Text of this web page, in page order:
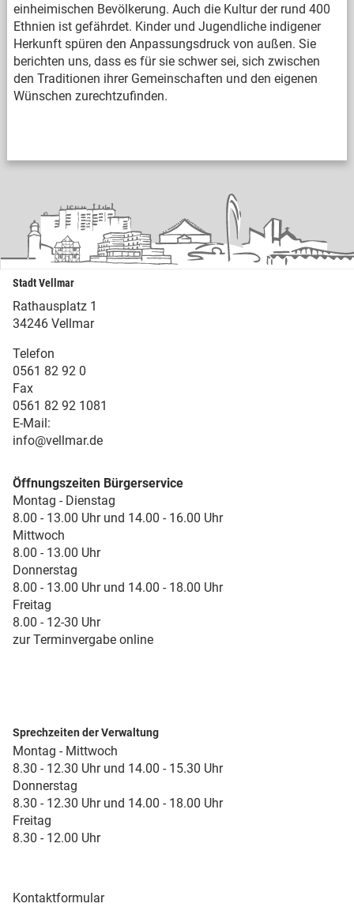
einheimischen Bevölkerung. Auch die Kultur der rund 400
Ethnien ist gefährdet. Kinder und Jugendliche indigener
Herkunft spüren den Anpassungsdruck von außen. Sie
berichten uns, dass es für sie schwer sei, sich zwischen
den Traditionen ihrer Gemeinschaften und den eigenen
Wünschen zurechtzufinden.
Stadt Vellmar
Rathausplatz 1
34246 Vellmar
Telefon
0561 82 92 0
Fax
0561 82 92 1081
E-Mail:
info@vellmar.de
Öffnungszeiten Bürgerservice
Montag - Dienstag
8.00 - 13.00 Uhr und 14.00 - 16.00 Uhr
Mittwoch
8.00 - 13.00 Uhr
Donnerstag
8.00 - 13.00 Uhr und 14.00 - 18.00 Uhr
Freitag
8.00 - 12-30 Uhr
zur Terminvergabe online
Sprechzeiten der Verwaltung
Montag - Mittwoch
8.30 - 12.30 Uhr und 14.00 - 15.30 Uhr
Donnerstag
8.30 - 12.30 Uhr und 14.00 - 18.00 Uhr
Freitag
8.30 - 12.00 Uhr
Kontaktformular